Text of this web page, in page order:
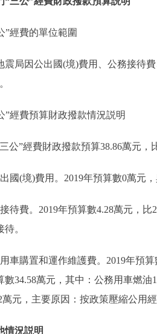
費的單位範圍
因公出國(境)費用、公務接待費
費預算財政撥款情況説明
”經費財政撥款預算38.86萬元，
(境)費用。2019年預算數0萬元，
費。2019年預算數4.28萬元，比
。
購置和運作維護費。2019年預算
數34.58萬元，其中：公務用車燃
萬元，主要原因：按政策壓縮公用
情況説明